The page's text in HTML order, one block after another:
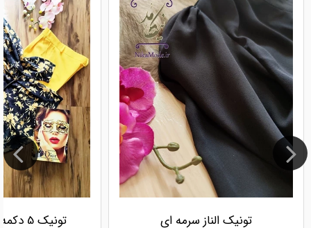
تونیک الناز سرمه ای